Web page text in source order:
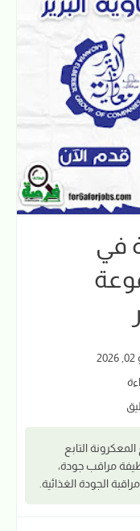
في
| مجموعة
التابع
مراقب جودة،
الجودة الغذائية.